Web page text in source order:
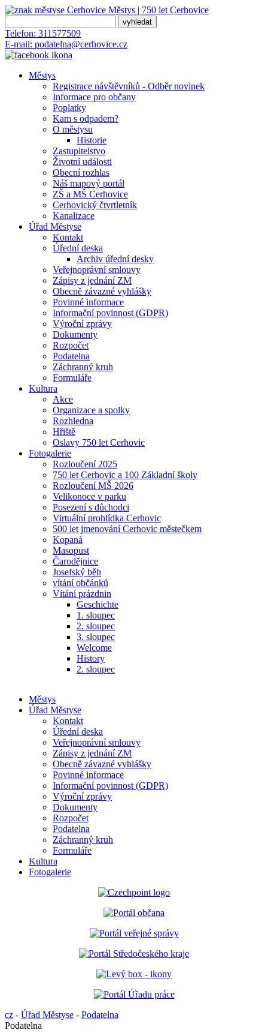
Městys | 750 let Cerhovice
Telefon: 311577509
E-mail: podatelna@cerhovice.cz
Městys
Registrace návštěvníků - Odběr novinek
Informace pro občany
Poplatky
Kam s odpadem?
O městysu
Historie
Zastupitelstvo
Životní události
Obecní rozhlas
Náš mapový portál
ZŠ a MŠ Cerhovice
Cerhovický čtvrtletník
Kanalizace
Úřad Městyse
Kontakt
Úřední deska
Archiv úřední desky
Veřejnoprávní smlouvy
Zápisy z jednání ZM
Obecně závazné vyhlášky
Povinné informace
Informační povinnost (GDPR)
Výroční zprávy
Dokumenty
Rozpočet
Podatelna
Záchranný kruh
Formuláře
Kultura
Akce
Organizace a spolky
Rozhledna
Hřiště
Oslavy 750 let Cerhovic
Fotogalerie
Rozloučení 2025
750 let Cerhovic a 100 Základní školy
Rozloučení MŠ 2026
Velikonoce v parku
Posezení s důchodci
Virtuální prohlídka Cerhovic
500 let jmenování Cerhovic městečkem
Kopaná
Masopust
Čarodějnice
Josefský běh
vítání občánků
Vítání prázdnin
Geschichte
1. sloupec
2. sloupec
3. sloupec
Welcome
History
2. sloupec
Městys
Úřad Městyse
Kontakt
Úřední deska
Veřejnoprávní smlouvy
Zápisy z jednání ZM
Obecně závazné vyhlášky
Povinné informace
Informační povinnost (GDPR)
Výroční zprávy
Dokumenty
Rozpočet
Podatelna
Záchranný kruh
Formuláře
Kultura
Fotogalerie
cz - Úřad Městyse - Podatelna
Podatelna